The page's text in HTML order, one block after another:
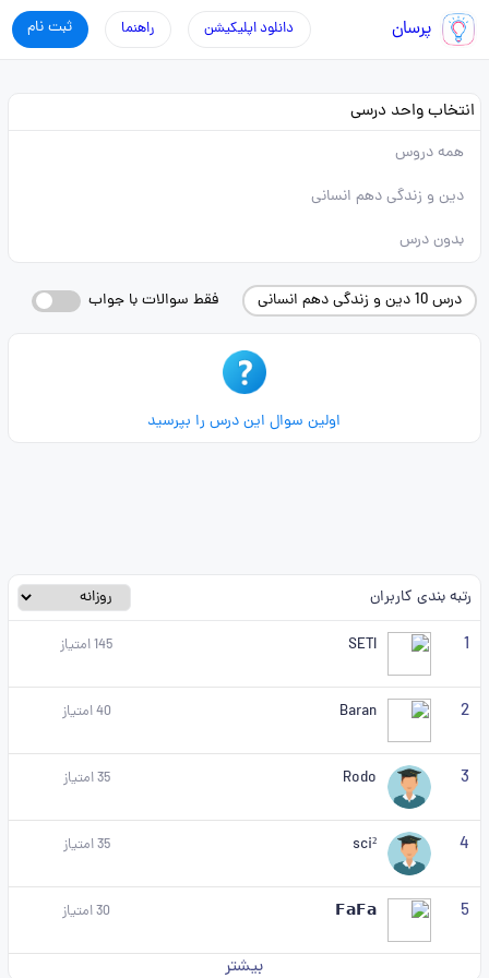
پرسان ثبت نام راهنما دانلود اپلیکیشن
انتخاب واحد درسی
همه دروس
دین و زندگی دهم انسانی
بدون درس
درس 10 دین و زندگی دهم انسانی فقط سوالات با جواب
اولین سوال این درس را بپرسید
رتبه بندی کاربران
1
SETI
145امتیاز
2
Baran
40امتیاز
3
Rodo
35امتیاز
4
sci²
35امتیاز
5
𝗙𝗮𝗙𝗮
30امتیاز
بیشتر